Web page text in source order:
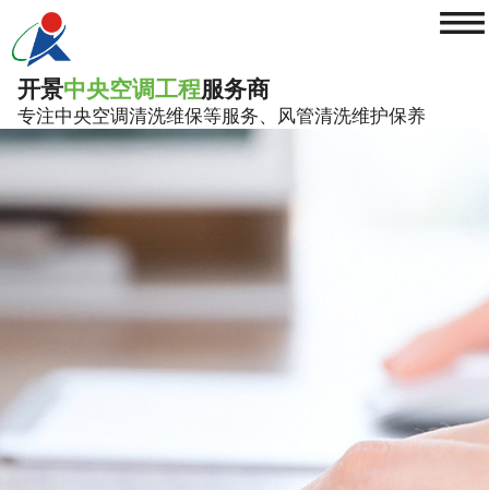
开景中央空调工程服务商
专注中央空调清洗维保等服务、风管清洗维护保养
≡